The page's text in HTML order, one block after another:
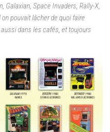
Galaxian, Space Invaders, Rally-X,
pouvait lâcher de quoi faire
dans les cafés, et toujours